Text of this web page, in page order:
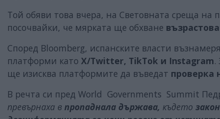
Той обяви това вчера, на Световната среща на
посочвайки, че мярката ще обхване
Според Bloomberg, испанските власти
платформи като Х/Twitter, TikTok и Instagram.
ще изисква платформите да въведат проверка
В речта си пред World Governments Summit
превърнаха в пропаднала държава, където